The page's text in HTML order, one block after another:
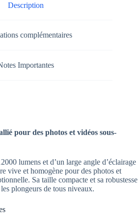
Description
complémentaires
Importantes
pour des photos et vidéos sous-
lumens et d’un large angle d’éclairage
vive et homogène pour des photos et
Sa taille compacte et sa robustesse
plongeurs de tous niveaux.